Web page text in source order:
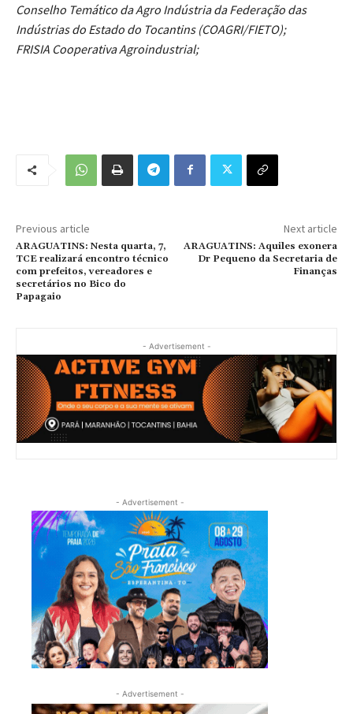
Conselho Temático da Agro Indústria da Federação das
Indústrias do Estado do Tocantins (COAGRI/FIETO);
FRISIA Cooperativa Agroindustrial;
Previous article
ARAGUATINS: Nesta quarta, 7,
TCE realizará encontro técnico
com prefeitos, vereadores e
secretários no Bico do
Papagaio
Next article
ARAGUATINS: Aquiles exonera
Dr Pequeno da Secretaria de
Finanças
- Advertisement -
- Advertisement -
- Advertisement -